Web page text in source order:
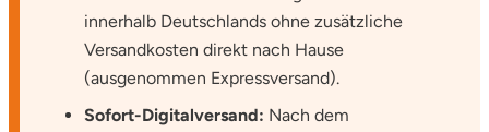
innerhalb Deutschlands ohne zusätzliche
Versandkosten direkt nach Hause
(ausgenommen Expressversand).
Sofort-Digitalversand: Nach dem
Saarbrücken
Salzgitter